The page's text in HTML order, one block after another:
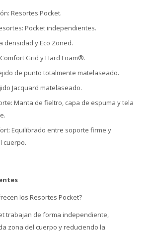
Resortes Pocket.
Pocket independientes.
densidad y Eco Zoned.
Grid y Hard Foam®.
de punto totalmente matelaseado.
Jacquard matelaseado.
Manta de fieltro, capa de espuma y tela
Equilibrado entre soporte firme y
cuerpo.
los Resortes Pocket?
trabajan de forma independiente,
zona del cuerpo y reduciendo la